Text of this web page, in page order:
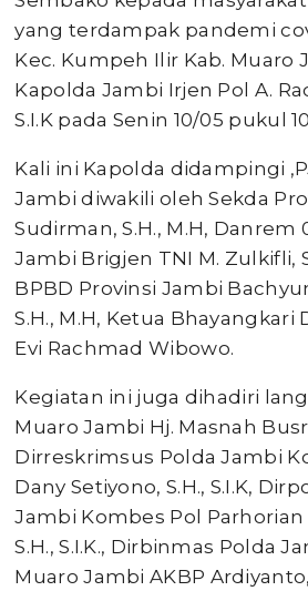
yang terdampak pandemi
Kec. Kumpeh Ilir Kab. Muaro
Kapolda Jambi Irjen Pol A.
S.I.K pada Senin 10/05 pukul
Kali ini Kapolda didampingi
Jambi diwakili oleh Sekda
Sudirman, S.H., M.H, Danrem
Jambi Brigjen TNI M. Zulkifli,
BPBD Provinsi Jambi
S.H., M.H, Ketua Bhayangkari
Evi Rachmad Wibowo.
Kegiatan ini juga dihadiri
Muaro Jambi Hj. Masnah
Dirreskrimsus Polda Jambi
Dany Setiyono, S.H., S.I.K,
Jambi Kombes Pol
S.H., S.I.K., Dirbinmas Polda
Muaro Jambi AKBP Ardiyanto,